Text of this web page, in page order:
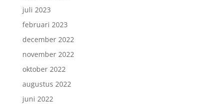
juli 2023
februari 2023
december 2022
november 2022
oktober 2022
augustus 2022
juni 2022